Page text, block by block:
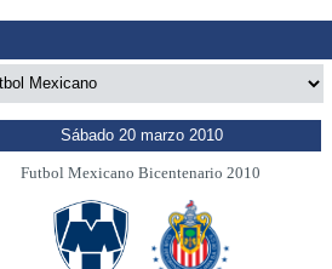
Sábado 20 marzo 2010
Futbol Mexicano Bicentenario 2010